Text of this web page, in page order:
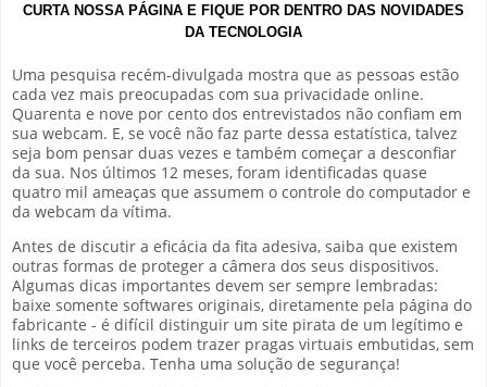
CURTA NOSSA PÁGINA E FIQUE POR DENTRO DAS NOVIDADES
DA TECNOLOGIA
Uma pesquisa recém-divulgada mostra que as pessoas estão
cada vez mais preocupadas com sua privacidade online.
Quarenta e nove por cento dos entrevistados não confiam em
sua webcam. E, se você não faz parte dessa estatística, talvez
seja bom pensar duas vezes e também começar a desconfiar
da sua. Nos últimos 12 meses, foram identificadas quase
quatro mil ameaças que assumem o controle do computador e
da webcam da vítima.
Antes de discutir a eficácia da fita adesiva, saiba que existem
outras formas de proteger a câmera dos seus dispositivos.
Algumas dicas importantes devem ser sempre lembradas:
baixe somente softwares originais, diretamente pela página do
fabricante - é difícil distinguir um site pirata de um legítimo e
links de terceiros podem trazer pragas virtuais embutidas, sem
que você perceba. Tenha uma solução de segurança!